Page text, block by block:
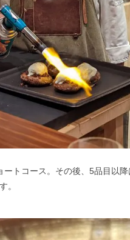
トコース。その後、5品目以
。